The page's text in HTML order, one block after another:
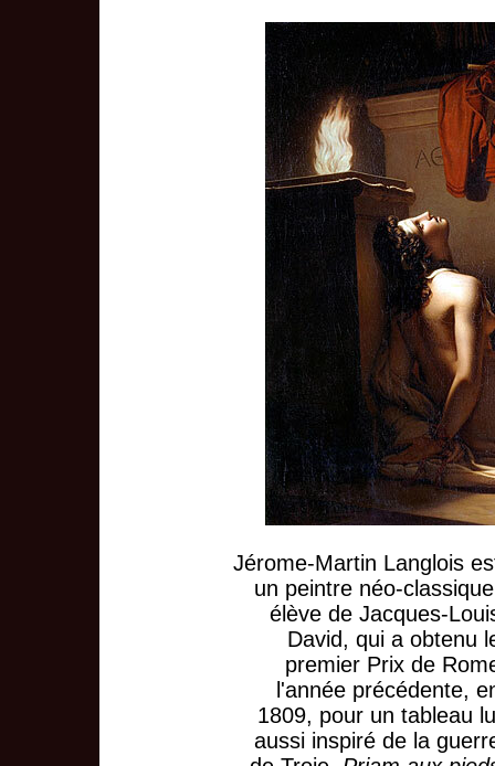
Jérome-Martin Langlois
un peintre néo-
élève de Jacques-
David, qui a obtenu
premier Prix de
l'année précédente,
1809, pour un tableau
aussi inspiré de la